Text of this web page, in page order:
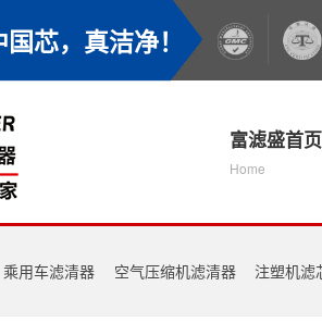
芯，真洁净！
富滤盛首页
Home
乘用车滤清器 空气压缩机滤清器 注塑机滤